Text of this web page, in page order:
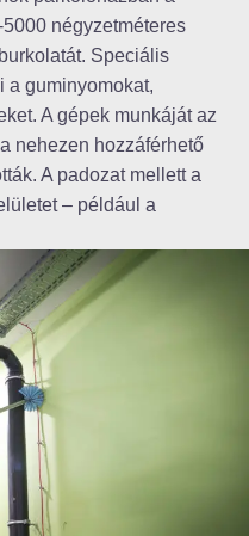
négyzetméteres
Speciális
a guminyomokat,
A gépek munkáját az
nehezen hozzáférhető
A padozat mellett a
– például a